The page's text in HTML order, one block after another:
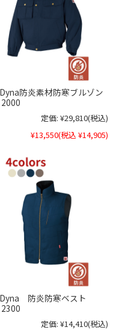
防炎素材防寒ブルゾン
定価: ¥29,810(税込)
¥13,550(税込 ¥14,905)
防炎防寒ベスト
定価: ¥14,410(税込)